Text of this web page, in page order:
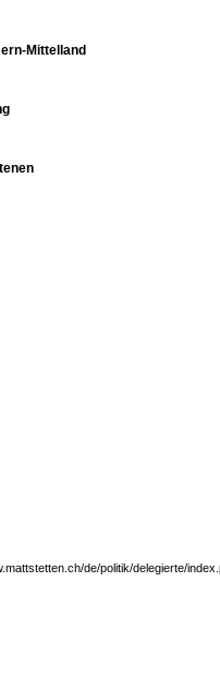
Mittelland
de/politik/delegierte/